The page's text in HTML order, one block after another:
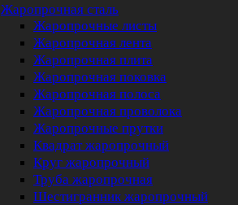
Жаропрочная сталь
Жаропрочные листы
Жаропрочная лента
Жаропрочная плита
Жаропрочная поковка
Жаропрочная полоса
Жаропрочная проволока
Жаропрочные прутки
Квадрат жаропрочный
Круг жаропрочный
Труба жаропрочная
Шестигранник жаропрочный